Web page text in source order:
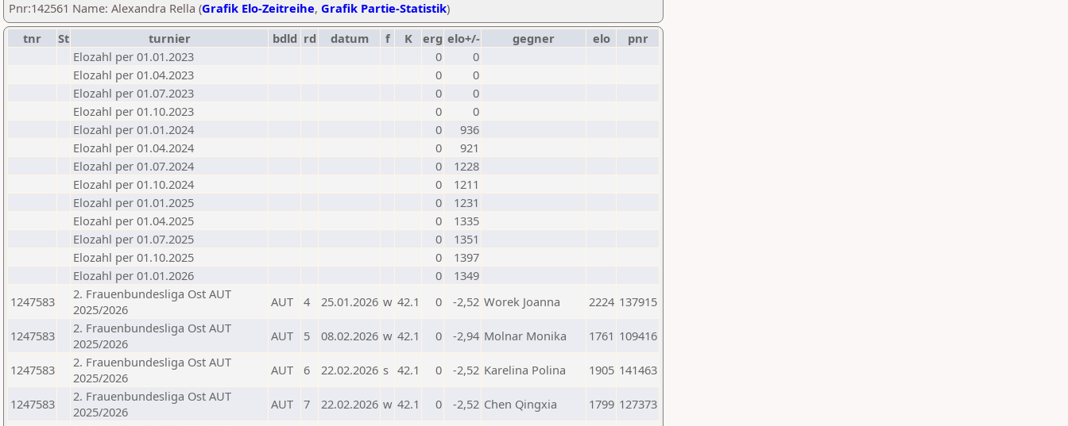
Pnr:142561 Name: Alexandra Rella (Grafik Elo-Zeitreihe, Grafik Partie-Statistik)
tnr
St turnier bdld rd datum f K erg elo+/- gegner elo
pnr
Elozahl per 01.01.2023
0
0
Elozahl per 01.04.2023
0
0
Elozahl per 01.07.2023
0
0
Elozahl per 01.10.2023
0
0
Elozahl per 01.01.2024
0
936
Elozahl per 01.04.2024
0
921
Elozahl per 01.07.2024
0
1228
Elozahl per 01.10.2024
0
1211
Elozahl per 01.01.2025
0
1231
Elozahl per 01.04.2025
0
1335
Elozahl per 01.07.2025
0
1351
Elozahl per 01.10.2025
0
1397
Elozahl per 01.01.2026
0
1349
1247583
2. Frauenbundesliga Ost AUT
2025/2026
AUT 4 25.01.2026 w 42.1 0 -2,52 Worek Joanna 2224 137915
1247583
2. Frauenbundesliga Ost AUT
2025/2026
AUT 5 08.02.2026 w 42.1 0 -2,94 Molnar Monika 1761 109416
1247583
2. Frauenbundesliga Ost AUT
2025/2026
AUT 6 22.02.2026 s 42.1 0 -2,52 Karelina Polina 1905 141463
1247583
2. Frauenbundesliga Ost AUT
2025/2026
AUT 7 22.02.2026 w 42.1 0 -2,52 Chen Qingxia 1799 127373